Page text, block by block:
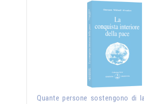
Quante persone sostengono di